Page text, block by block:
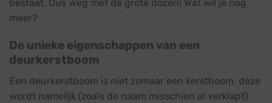
bestaat. Dus weg met de grote dozen! Wat wil je nog
meer?
De unieke eigenschappen van een
deurkerstboom
Een deurkerstboom is niet zomaar een kerstboom, deze
wordt namelijk (zoals de naam misschien al verklapt)